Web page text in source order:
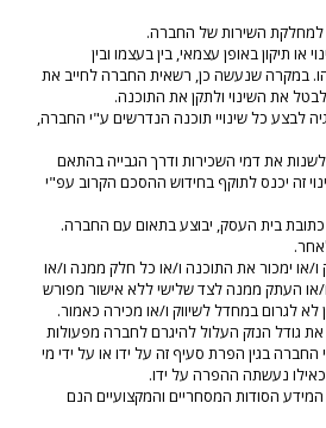
השירות של החברה.
או תיקון באופן עצמאי, בין בעצמו ובין
במקרה שנעשה כן, רשאית החברה לחייב את
את השינוי ולתקן את התוכנה.
לבצע כל שינויי תוכנה הנדרשים ע"י החברה,
את דמי השכירות ודרך הגבייה בהתאם
זה יכנס לתוקף בחידוש ההסכם הקרוב עפ"י
כתובת בית העסק, יבוצע בתאום עם החברה.
ו/או ימכור את התוכנה ו/או כל חלק ממנה ו/או
או העתק ממנה לצד שלישי ללא אישור מפורש
לגרום במחדל לשיווק ו/או מכירה כאמור.
את גודל הנזק העלול להיגרם לחברה מפעולות
החברה בגין הפרת סעיף זה על ידו או על ידי מי
נעשתה ההפרה על ידו.
הסודות המסחריים והמקצועיים הנם